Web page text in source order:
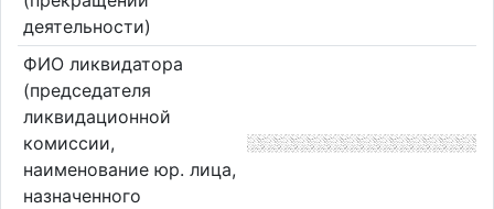
деятельности)
ФИО ликвидатора
(председателя
ликвидационной
комиссии,
наименование юр. лица,
назначенного